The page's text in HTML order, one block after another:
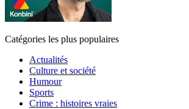
Catégories les plus populaires
Actualités
Culture et société
Humour
Sports
Crime : histoires vraies